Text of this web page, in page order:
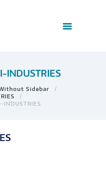
INDUSTRIES
Sidebar